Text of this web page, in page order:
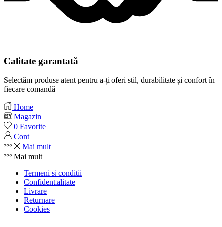
Calitate garantată
Selectăm produse atent pentru a-ți oferi stil, durabilitate și confort în
fiecare comandă.
Home
Magazin
0 Favorite
Cont
Mai mult
Mai mult
Termeni si conditii
Confidentialitate
Livrare
Returnare
Cookies